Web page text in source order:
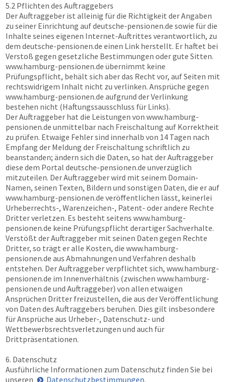
5.2 Pflichten des Auftraggebers
Der Auftraggeber ist alleinig für die Richtigkeit der Angaben
zu seiner Einrichtung aufdeutsche-pensionen.de sowie für die
Inhalte seines eigenen Internet-Auftrittes verantwortlich, zu
dem deutsche-pensionen.de einen Link herstellt. Er haftet bei
Verstoß gegen gesetzliche Bestimmungen oder gute Sitten.
www.hamburg-pensionen.de übernimmt keine
Prüfungspflicht, behält sich aber das Recht vor, auf Seiten mit
rechtswidrigem Inhalt nicht zu verlinken. Ansprüche gegen
www.hamburg-pensionen.de aufgrund der Verlinkung
bestehen nicht (Haftungssausschluss für Links).
Der Auftraggeber hat die Leistungen von www.hamburg-
pensionen.de unmittelbar nach Freischaltung auf Korrektheit
zu prüfen. Etwaige Fehler sind innerhalb von 14 Tagen nach
Empfang der Meldung der Freischaltung schriftlich zu
beanstanden; ändern sich die Daten, so hat der Auftraggeber
diese dem Portal deutsche-pensionen.de unverzüglich
mitzuteilen. Der Auftraggeber wird mit seinem Domain-
Namen, seinen Texten, Bildern und sonstigen Daten, die er auf
www.hamburg-pensionen.de veröffentlichen lässt, keinerlei
Urheberrechts-, Warenzeichen-, Patent- oder andere Rechte
Dritter verletzen. Es besteht seitens www.hamburg-
pensionen.de keine Prüfungspflicht derartiger Sachverhalte.
Verstößt der Auftraggeber mit seinen Daten gegen Rechte
Dritter, so trägt er alle Kosten, die www.hamburg-
pensionen.de aus Abmahnungen und Verfahren deshalb
entstehen. Der Auftraggeber verpflichtet sich, www.hamburg-
pensionen.de im Innenverhältnis (zwischen www.hamburg-
pensionen.de und Auftraggeber) von allen etwaigen
Ansprüchen Dritter freizustellen, die aus der Veröffentlichung
von Daten des Auftraggebers beruhen. Dies gilt insbesondere
für Ansprüche aus Urheber-, Datenschutz- und
Wettbewerbsrechtsverletzungen und auch für
Drittpräsentationen.
6. Datenschutz
Ausführliche Informationen zum Datenschutz finden Sie bei
unseren
Datenschutzbestimmungen.